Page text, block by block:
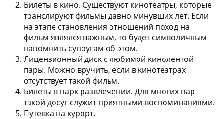
Билеты в кино. Существуют кинотеатры, которые
транслируют фильмы давно минувших лет. Если
на этапе становления отношений поход на
фильм являлся важным, то будет символичным
напомнить супругам об этом.
Лицензионный диск с любимой кинолентой
пары. Можно вручить, если в кинотеатрах
отсутствует такой фильм.
Билеты в парк развлечений. Для многих пар
такой досуг служит приятными воспоминаниями.
Путевка на курорт.